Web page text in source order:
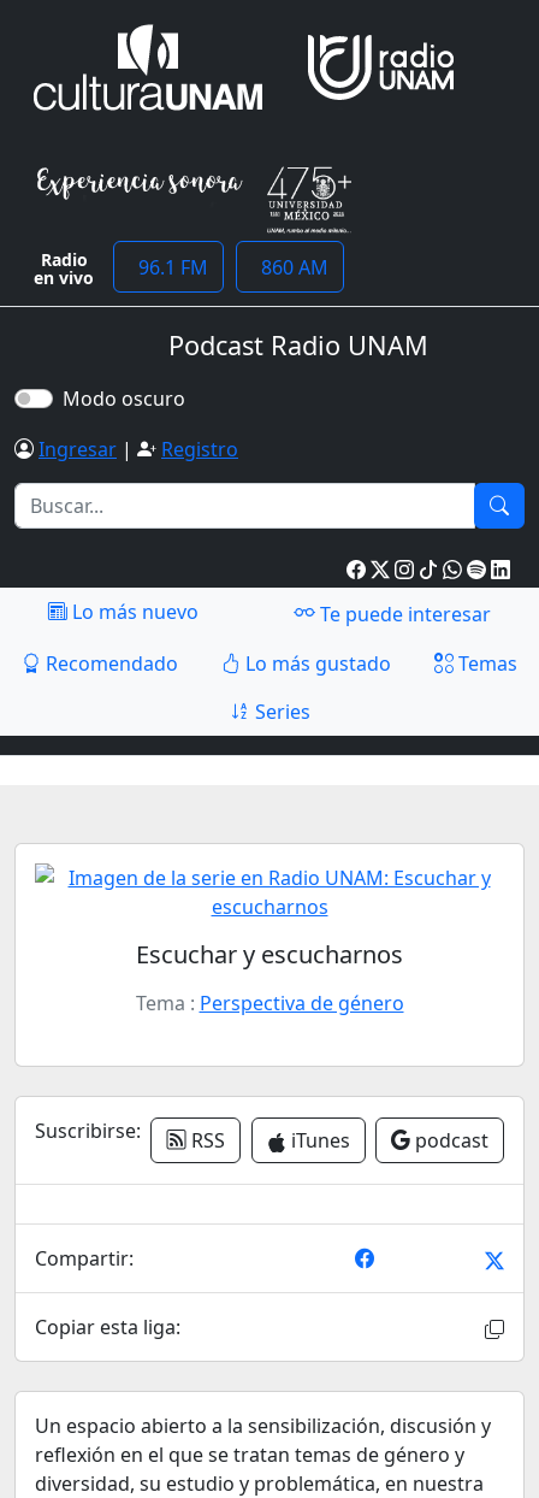
Radio
en vivo 96.1 FM 860 AM
Podcast Radio UNAM
Modo oscuro
Ingresar | Registro
Lo más nuevo
Te puede interesar
Recomendado
Lo más gustado
Temas
Series
Escuchar y escucharnos
Tema : Perspectiva de género
Suscribirse: RSS iTunes podcast
Compartir:
Copiar esta liga:
Un espacio abierto a la sensibilización, discusión y
reflexión en el que se tratan temas de género y
diversidad, su estudio y problemática, en nuestra